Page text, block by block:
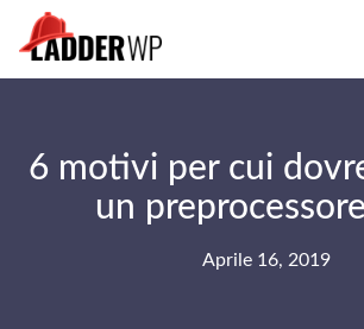
header
6 motivi per cui
un
Aprile 16, 2019